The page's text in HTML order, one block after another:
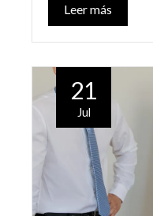
Leer más
21
Jul